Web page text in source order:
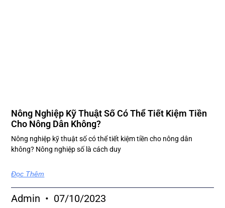
Nông Nghiệp Kỹ Thuật Số Có Thể Tiết Kiệm Tiền
Cho Nông Dân Không?
Nông nghiệp kỹ thuật số có thể tiết kiệm tiền cho nông dân
không? Nông nghiệp số là cách duy
Đọc Thêm
Admin
07/10/2023